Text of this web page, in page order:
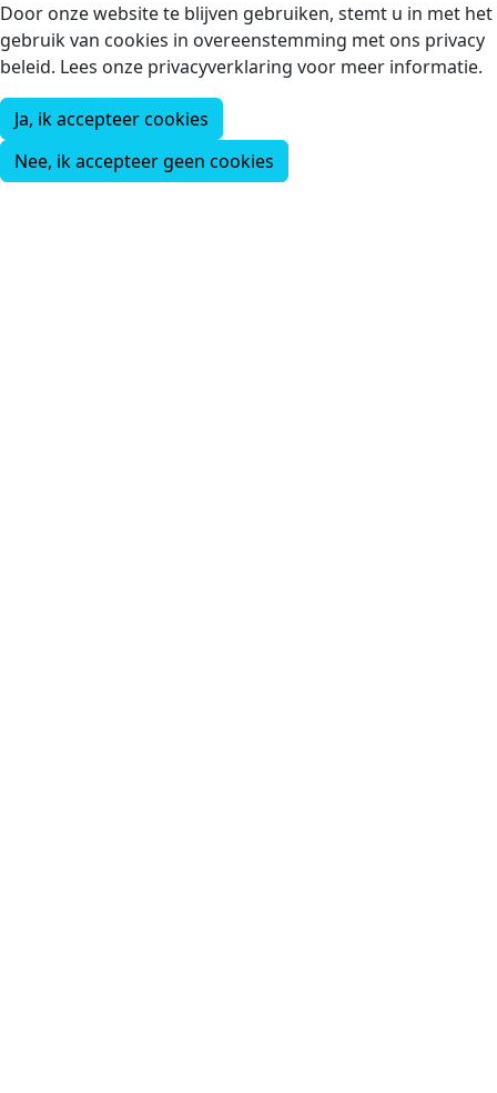
Door onze website te blijven gebruiken, stemt u in met het
gebruik van cookies in overeenstemming met ons privacy
beleid. Lees onze privacyverklaring voor meer informatie.
Ja, ik accepteer cookies
Nee, ik accepteer geen cookies